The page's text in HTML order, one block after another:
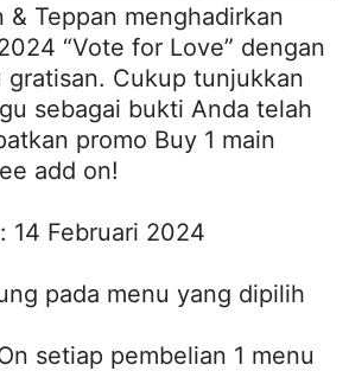
& Teppan menghadirkan
“Vote for Love” dengan
gratisan. Cukup tunjukkan
sebagai bukti Anda telah
promo Buy 1 main
add on!
14 Februari 2024
pada menu yang dipilih
setiap pembelian 1 menu